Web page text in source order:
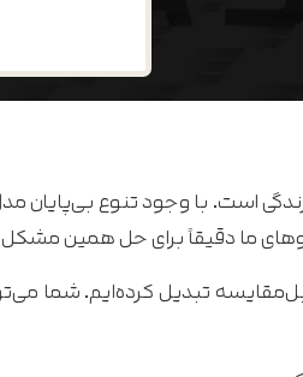
است. با وجود تنوع بی‌پایان
ما دقیقاً برای حل همین
تبدیل کرده‌ایم. شما